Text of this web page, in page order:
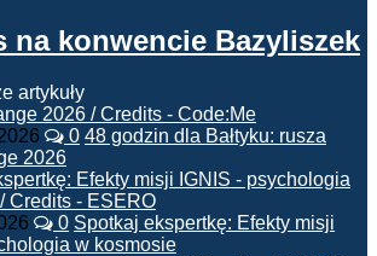
na konwencie Bazyliszek
artykuły
0 48 godzin dla Bałtyku: rusza
2026
0 Spotkaj ekspertkę: Efekty misji
w kosmosie